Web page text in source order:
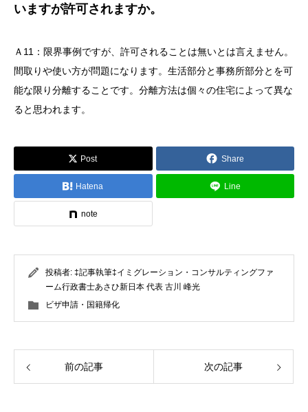
いますが許可されますか。
Ａ11：限界事例ですが、許可されることは無いとは言えません。
間取りや使い方が問題になります。生活部分と事務所部分とを可
能な限り分離することです。分離方法は個々の住宅によって異な
ると思われます。
Post Share
Hatena Line
note
投稿者: ‡記事執筆‡イミグレーション・コンサルティングファ
ーム行政書士あさひ新日本 代表 古川 峰光
ビザ申請・国籍帰化
前の記事 次の記事